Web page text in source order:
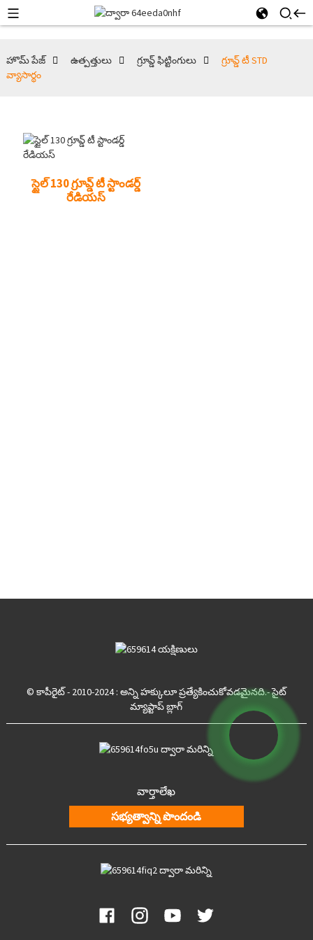
హొమ్ పేజ్ ఉత్పత్తులు గ్రూవ్డ్ ఫిట్టింగులు
గ్రూవ్డ్ టీ STD
వ్యాసార్థం
స్టైల్ 130 గ్రూవ్డ్ టీ స్టాండర్డ్
రేడియస్
© కాపీరైట్ - 2010-2024 : అన్ని హక్కులూ ప్రత్యేకించుకోవడమైనది.- సైట్
మ్యాప్టాప్ బ్లాగ్
వార్తాలేఖ
సభ్యత్వాన్ని పొందండి